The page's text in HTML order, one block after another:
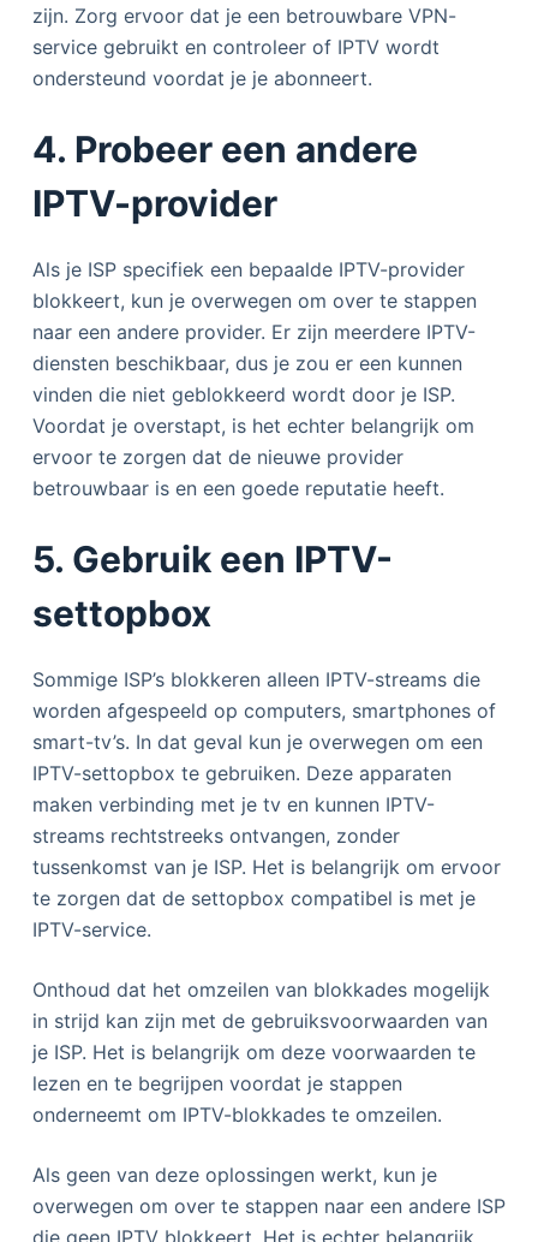
zijn. Zorg ervoor dat je een betrouwbare VPN-
service gebruikt en controleer of IPTV wordt
ondersteund voordat je je abonneert.
4. Probeer een andere
IPTV-provider
Als je ISP specifiek een bepaalde IPTV-provider
blokkeert, kun je overwegen om over te stappen
naar een andere provider. Er zijn meerdere IPTV-
diensten beschikbaar, dus je zou er een kunnen
vinden die niet geblokkeerd wordt door je ISP.
Voordat je overstapt, is het echter belangrijk om
ervoor te zorgen dat de nieuwe provider
betrouwbaar is en een goede reputatie heeft.
5. Gebruik een IPTV-
settopbox
Sommige ISP’s blokkeren alleen IPTV-streams die
worden afgespeeld op computers, smartphones of
smart-tv’s. In dat geval kun je overwegen om een
IPTV-settopbox te gebruiken. Deze apparaten
maken verbinding met je tv en kunnen IPTV-
streams rechtstreeks ontvangen, zonder
tussenkomst van je ISP. Het is belangrijk om ervoor
te zorgen dat de settopbox compatibel is met je
IPTV-service.
Onthoud dat het omzeilen van blokkades mogelijk
in strijd kan zijn met de gebruiksvoorwaarden van
je ISP. Het is belangrijk om deze voorwaarden te
lezen en te begrijpen voordat je stappen
onderneemt om IPTV-blokkades te omzeilen.
Als geen van deze oplossingen werkt, kun je
overwegen om over te stappen naar een andere ISP
die geen IPTV blokkeert. Het is echter belangrijk